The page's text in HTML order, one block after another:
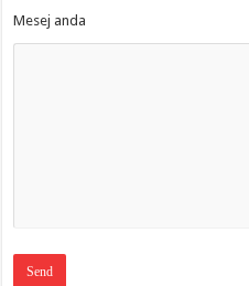
Mesej anda